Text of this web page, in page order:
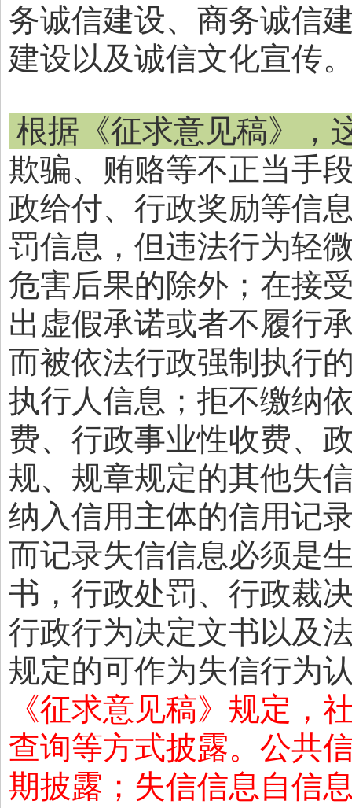
务诚信建设、商务诚信
建设以及诚信文化宣传
根据《征求意见稿》，
欺骗、贿赂等不正当手
政给付、行政奖励等信
罚信息，但违法行为轻
危害后果的除外；在接
出虚假承诺或者不履行
而被依法行政强制执行
执行人信息；拒不缴纳
费、行政事业性收费、
规、规章规定的其他失
纳入信用主体的信用记
而记录失信信息必须是
书，行政处罚、行政裁
行政行为决定文书以及
规定的可作为失信行为
《征求意见稿》规定，
查询等方式披露。公共
期披露；失信信息自信